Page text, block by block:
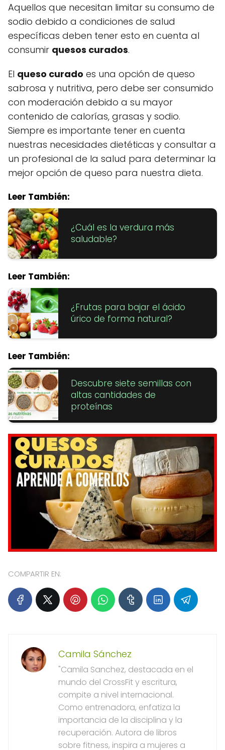
Aquellos que necesitan limitar su consumo de
sodio debido a condiciones de salud
específicas deben tener esto en cuenta al
consumir quesos curados.
El queso curado es una opción de queso
sabrosa y nutritiva, pero debe ser consumido
con moderación debido a su mayor
contenido de calorías, grasas y sodio.
Siempre es importante tener en cuenta
nuestras necesidades dietéticas y consultar a
un profesional de la salud para determinar la
mejor opción de queso para nuestra dieta.
Leer También:
¿Cuál es la verdura más
saludable?
Leer También:
¿Frutas para bajar el ácido
úrico de forma natural?
Leer También:
Descubre siete semillas con
altas cantidades de
proteínas
COMPARTIR EN:
Camila Sánchez
"Camila Sanchez, destacada en el
mundo del CrossFit y escritura,
compite a nivel internacional.
Como entrenadora, enfatiza la
importancia de la disciplina y la
recuperación. Autora de libros
sobre fitness, inspira a mujeres a